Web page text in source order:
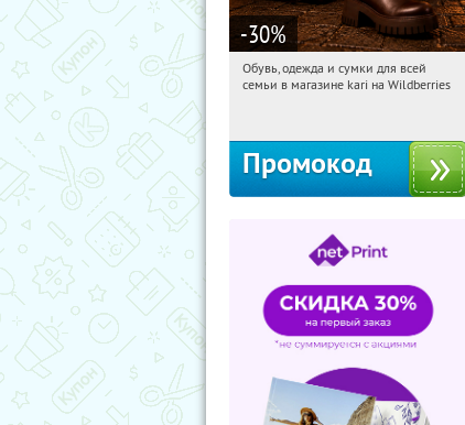
-30%
20:27:20
Получи первым!
Обувь, одежда и сумки для всей
семьи в магазине kari на Wildberries
Промокод